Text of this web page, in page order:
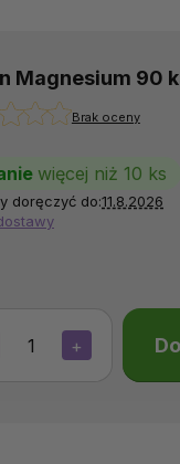
Magnesium 90
Brak oceny
więcej niż 10 ks
doręczyć do:11.8.2026
+